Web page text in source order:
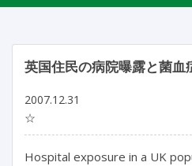
英国住民の病院曝露と菌血
2007.12.31
☆
Hospital exposure in a UK